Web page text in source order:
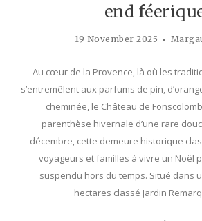
end
19 November 2025
Au cœur de la Provence, là où les
s’entremêlent aux parfums de pin,
cheminée, le Château de
parenthèse hivernale d’une rare
décembre, cette demeure historique
voyageurs et familles à vivre un Noël
suspendu hors du temps. Situé dans
hectares classé Jardin